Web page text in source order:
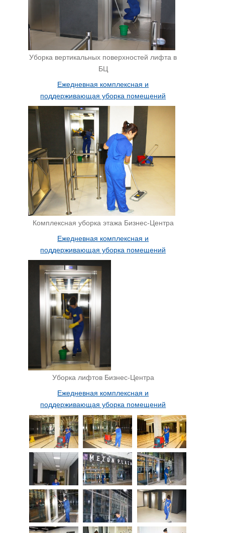
Уборка вертикальных поверхностей лифта в
БЦ
Ежедневная комплексная и
поддерживающая уборка помещений
Комплексная уборка этажа Бизнес-Центра
Ежедневная комплексная и
поддерживающая уборка помещений
Уборка лифтов Бизнес-Центра
Ежедневная комплексная и
поддерживающая уборка помещений